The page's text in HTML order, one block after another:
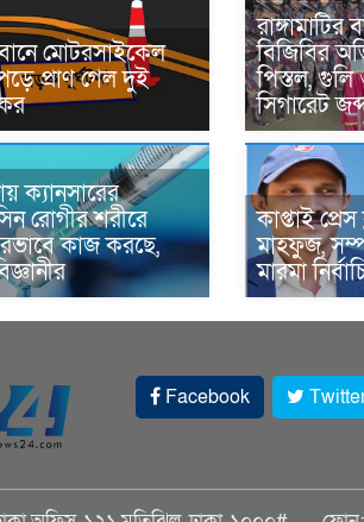
মোটরসাইকেল
প্রাণ গেল দুই
রাঙ্গামাটির
বিজিবির
পিস্তল, গুলি
সিগারেট
ক্যানসারের
রোগীর শরীরে
কাজ করছে,
কাপ্তাই
মাহফুজ,
মারমা
Facebook